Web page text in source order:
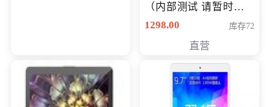
（内部测试 请暂时不要
购买）
1298.00 库存72
直营